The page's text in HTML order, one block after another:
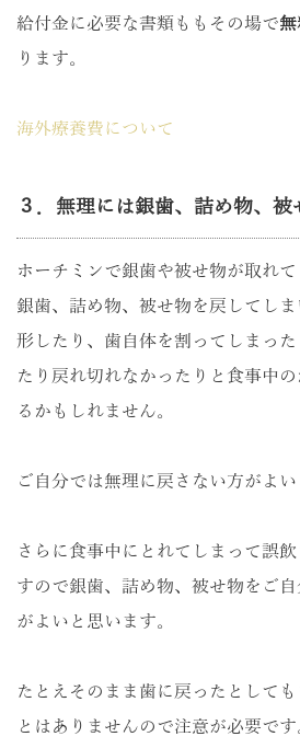
給付金に必要な書類ももその場で
ります。
海外療養費について
３．無理には銀歯、詰め物、
ホーチミンで銀歯や被せ物が取れ
銀歯、詰め物、被せ物を戻してし
形したり、歯自体を割ってしまっ
たり戻れ切れなかったりと食事中
るかもしれません。
ご自分では無理に戻さない方がよい
さらに食事中にとれてしまって誤
すので銀歯、詰め物、被せ物をご
がよいと思います。
たとえそのまま歯に戻ったとして
とはありませんので注意が必要です